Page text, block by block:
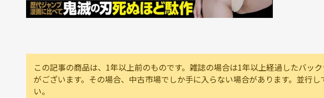
この記事の商品は、1年以上前のものです。雑誌の場合は1年以上経過したバ
がございます。その場合、中古市場でしか手に入らない場合があります。並行
い。